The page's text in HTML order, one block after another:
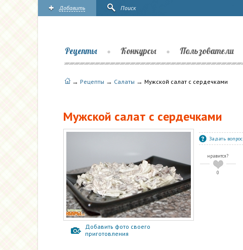
Добавить Поиск
Рецепты Конкурсы Пользователи
→ Рецепты → Салаты → Мужской салат с сердечками
Мужской салат с сердечками
Добавить фото своего
приготовления
Задать вопрос
нравится?
0